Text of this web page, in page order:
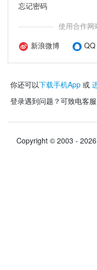
忘记密码
使用合作网
新浪微博
QQ
你还可以下载手机App 或
登录遇到问题？可致电客服
Copyright © 2003 -